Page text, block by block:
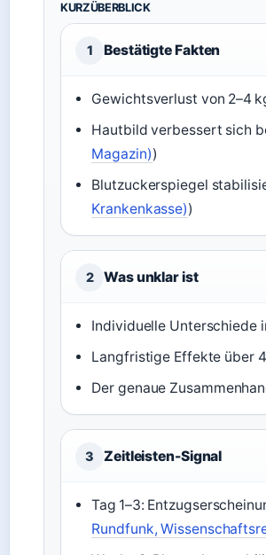
KURZÜBERBLICK
1 Bestätigte Fakten
Gewichtsverlust von 2–4
Hautbild verbessert sich
Magazin))
Blutzuckerspiegel
Krankenkasse))
2 Was unklar ist
Individuelle Unterschiede
Langfristige Effekte über
Der genaue
3 Zeitleisten-Signal
Tag 1–3:
Rundfunk,